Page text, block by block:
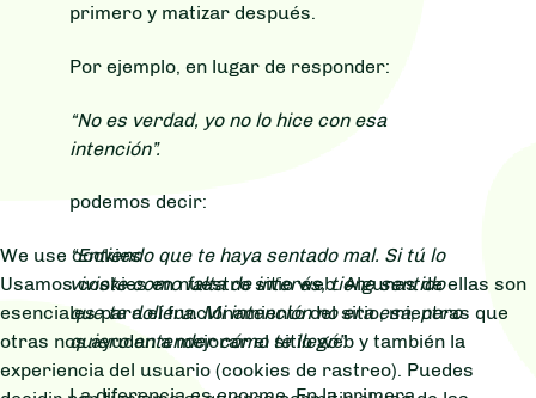
primero y matizar después.
Por ejemplo, en lugar de responder:
“No es verdad, yo no lo hice con esa
intención”.
podemos decir:
“Entiendo que te haya sentado mal. Si tú lo
viviste como falta de interés, tiene sentido
que te doliera. Mi intención no era esa, pero
quiero entender cómo te llegó”.
We use cookies
Usamos cookies en nuestro sitio web. Algunas de ellas son
esenciales para el funcionamiento del sitio, mientras que
otras nos ayudan a mejorar el sitio web y también la
experiencia del usuario (cookies de rastreo). Puedes